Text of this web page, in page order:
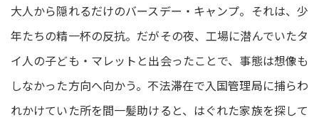
大人から隠れるだけのバースデー・キャンプ。それは、少
年たちの精一杯の反抗。だがその夜、工場に潜んでいたタ
イ人の子ども・マレットと出会ったことで、事態は想像も
しなかった方向へ向かう。不法滞在で入国管理局に捕らわ
れかけていた所を間一髪助けると、はぐれた家族を探して